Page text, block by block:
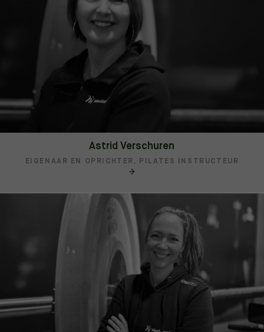
Astrid Verschuren
EIGENAAR EN OPRICHTER, PILATES INSTRUCTEUR